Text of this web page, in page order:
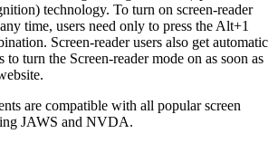
technology. To turn on screen-reader
time, users need only to press the Alt+1
Screen-reader users also get automatic
to turn the Screen-reader mode on as soon as
are compatible with all popular screen
JAWS and NVDA.